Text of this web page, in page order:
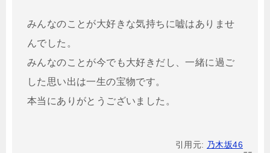
みんなのことが大好きな気持ちに嘘はありませ
んでした。
みんなのことが今でも大好きだし、一緒に過ご
した思い出は一生の宝物です。
本当にありがとうございました。
引用元: 乃木坂46